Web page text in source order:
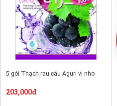
5 gói Thạch rau câu Aguri vị nho
203,000đ